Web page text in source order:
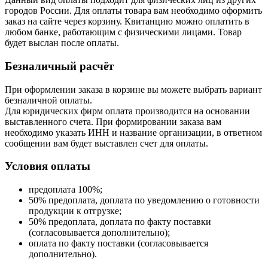
городов России. Для оплаты товара вам необходимо оформить
заказ на сайте через корзину. Квитанцию можно оплатить в
любом банке, работающим с физическими лицами. Товар
будет выслан после оплаты.
Безналичный расчёт
При оформлении заказа в корзине вы можете выбрать вариант
безналичной оплаты.
Для юридических фирм оплата производится на основании
выставленного счета. При формировании заказа вам
необходимо указать ИНН и название организации, в ответном
сообщении вам будет выставлен счет для оплаты.
Условия оплаты
предоплата 100%;
50% предоплата, доплата по уведомлению о готовности
продукции к отгрузке;
50% предоплата, доплата по факту поставки
(согласовывается дополнительно);
оплата по факту поставки (согласовывается
дополнительно).